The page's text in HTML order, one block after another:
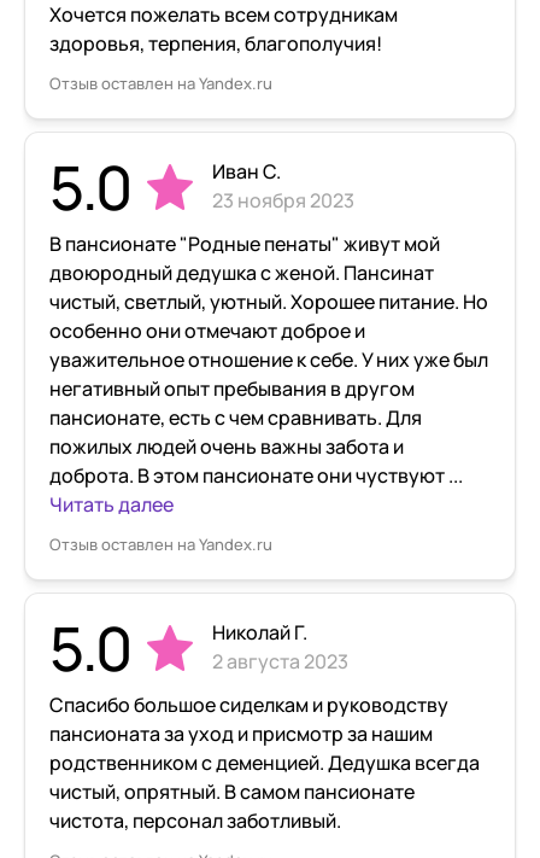
Хочется пожелать всем сотрудникам
здоровья, терпения, благополучия!
Отзыв оставлен на Yandex.ru
5.0
Иван С.
23 ноября 2023
В пансионате "Родные пенаты" живут мой
двоюродный дедушка с женой. Пансинат
чистый, светлый, уютный. Хорошее питание. Но
особенно они отмечают доброе и
уважительное отношение к себе. У них уже был
негативный опыт пребывания в другом
пансионате, есть с чем сравнивать. Для
пожилых людей очень важны забота и
доброта. В этом пансионате они чуствуют ...
Читать далее
Отзыв оставлен на Yandex.ru
5.0
Николай Г.
2 августа 2023
Спасибо большое сиделкам и руководству
пансионата за уход и присмотр за нашим
родственником с деменцией. Дедушка всегда
чистый, опрятный. В самом пансионате
чистота, персонал заботливый.